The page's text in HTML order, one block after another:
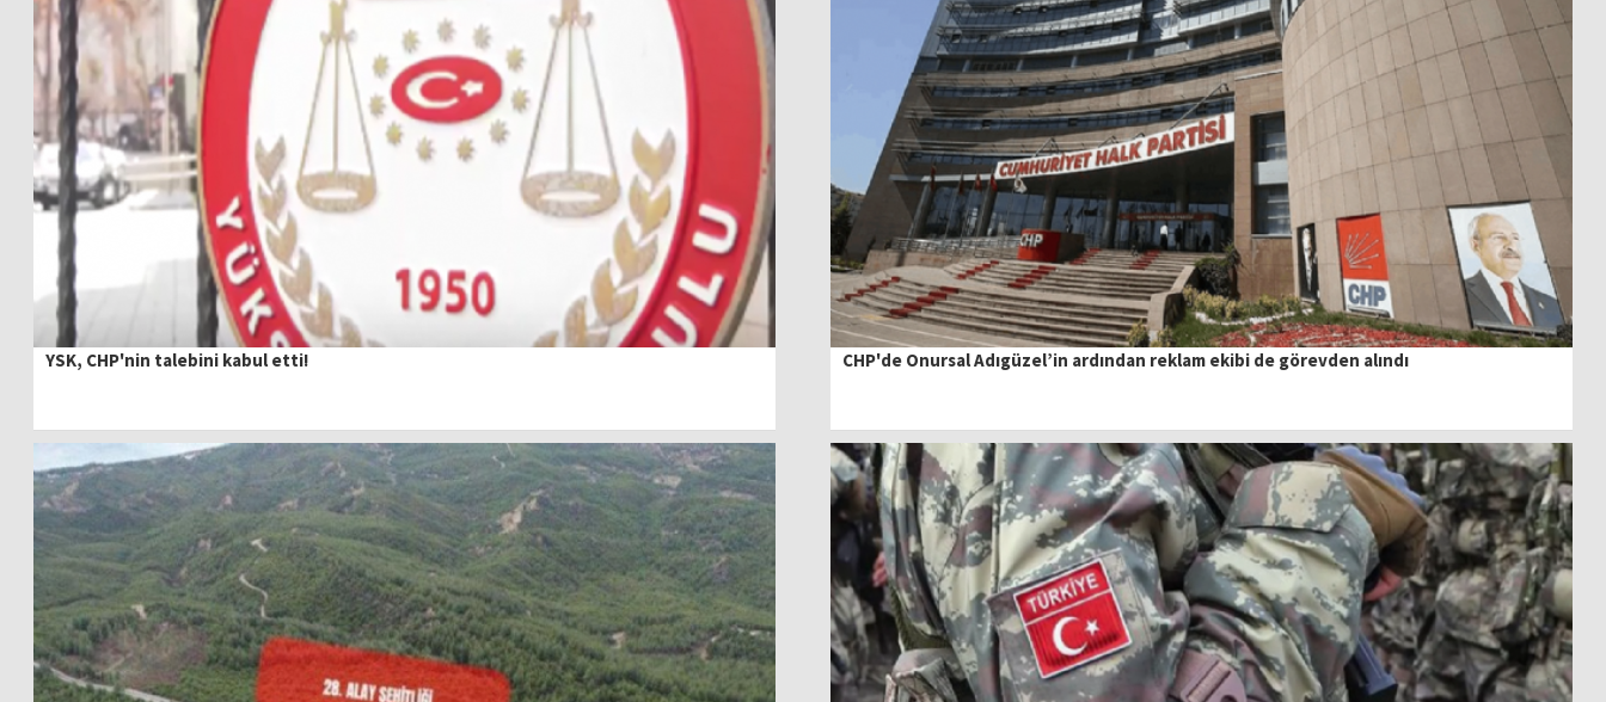
YSK, CHP'nin talebini kabul etti! CHP'de Onursal Adıgüzel’in ardından reklam ekibi de görevden alındı